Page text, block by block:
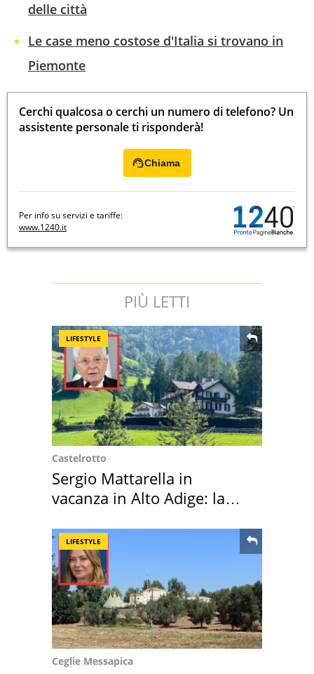
delle città
Le case meno costose d'Italia si trovano in
Piemonte
Cerchi qualcosa o cerchi un numero di telefono? Un
assistente personale ti risponderà!
Chiama
Per info su servizi e tariffe:
www.1240.it
PIÙ LETTI
LIFESTYLE
Castelrotto
Sergio Mattarella in
vacanza in Alto Adige: la
LIFESTYLE
Ceglie Messapica